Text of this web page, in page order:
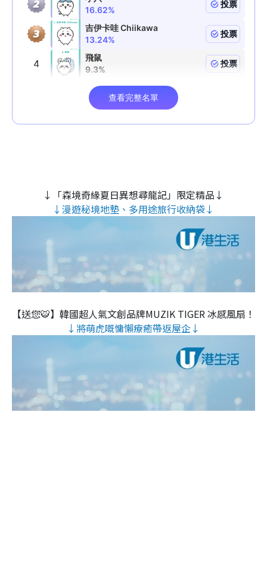
↓「森境奇緣夏日異想尋龍記」限定精品↓
↓漫遊秘境地墊、多用途旅行收納袋↓
【送您🐯】韓國超人氣文創品牌MUZIK TIGER 冰感風扇！
↓將萌虎嘅慵懶療癒帶返屋企↓